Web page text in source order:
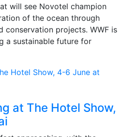
will see Novotel champion
of the ocean through
conservation projects. WWF is
a sustainable future for
at The Hotel Show,